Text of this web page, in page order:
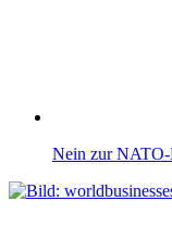
Nein zur